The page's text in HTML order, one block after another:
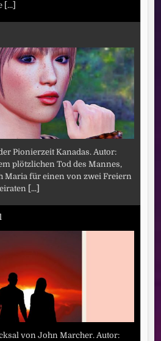
[...]
Pionierzeit Kanadas. Autor:
plötzlichen Tod des Mannes,
Maria für einen von zwei Freiern
[...]
von John Marcher. Autor: